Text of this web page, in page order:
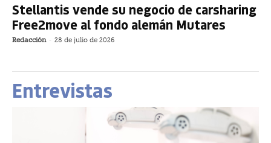
Stellantis vende su negocio de carsharing
Free2move al fondo alemán Mutares
Redacción - 28 de julio de 2026
Entrevistas